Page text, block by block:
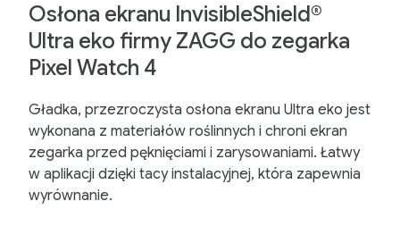
Osłona ekranu InvisibleShield®
Ultra eko firmy ZAGG do zegarka
Pixel Watch 4
Gładka, przezroczysta osłona ekranu Ultra eko jest
wykonana z materiałów roślinnych i chroni ekran
zegarka przed pęknięciami i zarysowaniami. Łatwy
w aplikacji dzięki tacy instalacyjnej, która zapewnia
wyrównanie.